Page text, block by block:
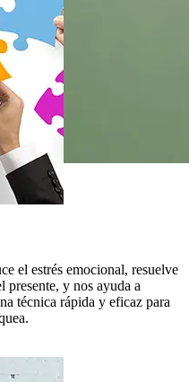
el estrés emocional, resuelve
presente, y nos ayuda a
técnica rápida y eficaz para